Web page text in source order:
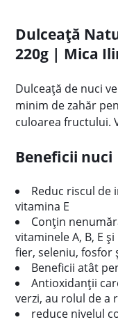
Dulceață
220g | Mica
Dulceață de nuci
minim de zahăr
culoarea fructului.
Beneficii nuci
Reduc riscul de
vitamina E
Conțin
vitaminele A, B, E
fier, seleniu, fosfor
Beneficii atât
Antioxidanții
verzi, au rolul de a
reduce nivelul